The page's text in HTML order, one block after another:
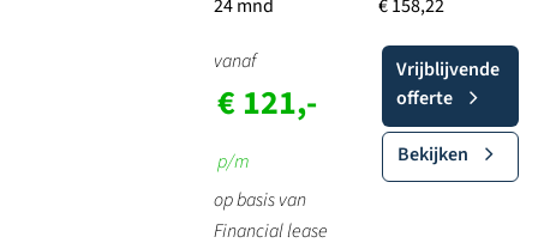
24 mnd
€ 158,22
vanaf
€ 121,-
p/m
op basis van
Financial lease
Vrijblijvende
offerte
Bekijken